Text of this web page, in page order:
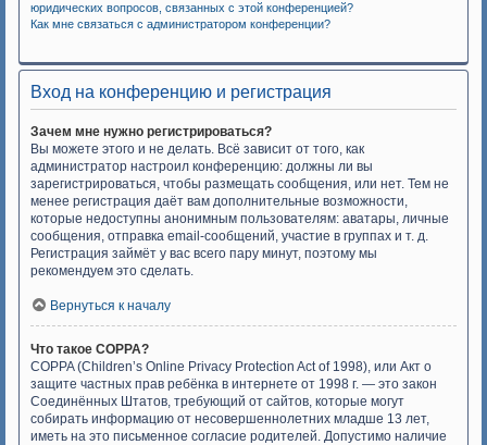
юридических вопросов, связанных с этой конференцией?
Как мне связаться с администратором конференции?
Вход на конференцию и регистрация
Зачем мне нужно регистрироваться?
Вы можете этого и не делать. Всё зависит от того, как
администратор настроил конференцию: должны ли вы
зарегистрироваться, чтобы размещать сообщения, или нет. Тем не
менее регистрация даёт вам дополнительные возможности,
которые недоступны анонимным пользователям: аватары, личные
сообщения, отправка email-сообщений, участие в группах и т. д.
Регистрация займёт у вас всего пару минут, поэтому мы
рекомендуем это сделать.
Вернуться к началу
Что такое COPPA?
COPPA (Children’s Online Privacy Protection Act of 1998), или Акт о
защите частных прав ребёнка в интернете от 1998 г. — это закон
Соединённых Штатов, требующий от сайтов, которые могут
собирать информацию от несовершеннолетних младше 13 лет,
иметь на это письменное согласие родителей. Допустимо наличие